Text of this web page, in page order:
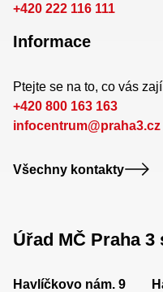
+420 222 116 111
Informace
Ptejte se na to, co vás
+420 800 163 163
infocentrum@praha3.cz
Všechny kontakty
Úřad MČ Praha
Havlíčkovo nám. 9